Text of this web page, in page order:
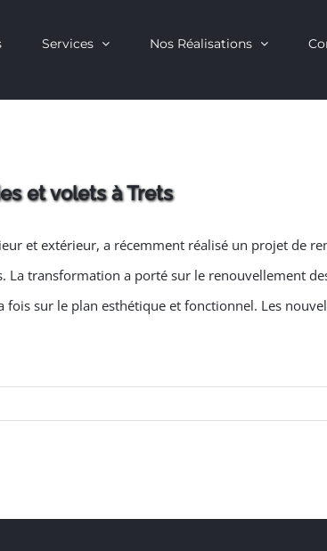
Services Nos Réalisations
et volets à Trets
et extérieur, a récemment réalisé un projet de
La transformation a porté sur le renouvellement
sur le plan esthétique et fonctionnel. Les